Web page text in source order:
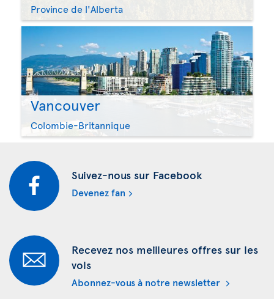
Province de l'Alberta
Vancouver
Colombie-Britannique
Suivez-nous sur Facebook
Devenez fan
Recevez nos meilleures offres sur les
vols
Abonnez-vous à notre newsletter